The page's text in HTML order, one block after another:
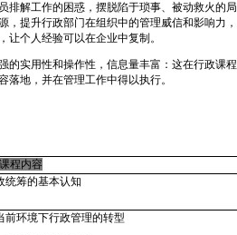
排解工作的困惑，摆脱陷于琐事、被动救火的
，提升行政部门在组织中的管理威信和影响力
让个人经验可以在企业中复制。
的实用性和操作性，信息量丰富：这在行政课
落地，并在管理工作中得以执行。
课程内容
统筹的基本认知
前环境下行政管理的转型